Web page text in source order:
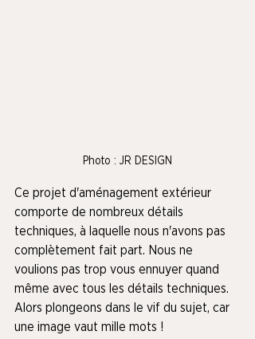
Photo : JR DESIGN
Ce projet d'aménagement extérieur
comporte de nombreux détails
techniques, à laquelle nous n'avons pas
complètement fait part. Nous ne
voulions pas trop vous ennuyer quand
même avec tous les détails techniques.
Alors plongeons dans le vif du sujet, car
une image vaut mille mots !